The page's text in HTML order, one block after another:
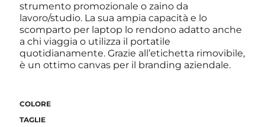
strumento promozionale o zaino da
lavoro/studio. La sua ampia capacità e lo
scomparto per laptop lo rendono adatto anche
a chi viaggia o utilizza il portatile
quotidianamente. Grazie all’etichetta rimovibile,
è un ottimo canvas per il branding aziendale.
COLORE
TAGLIE